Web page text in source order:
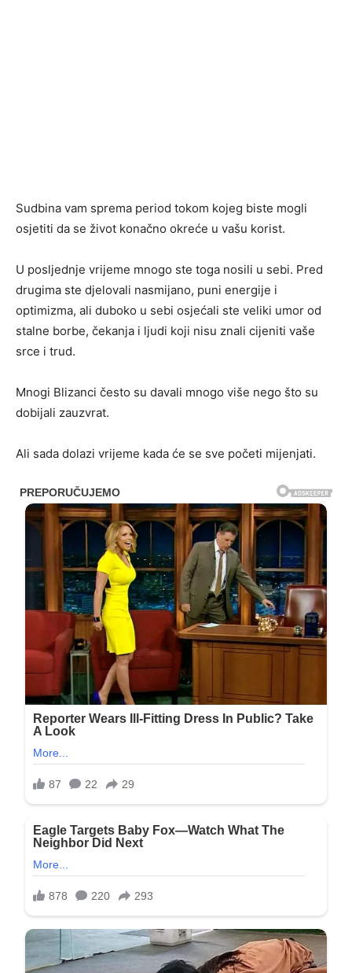
Sudbina vam sprema period tokom kojeg biste mogli
osjetiti da se život konačno okreće u vašu korist.
U posljednje vrijeme mnogo ste toga nosili u sebi. Pred
drugima ste djelovali nasmijano, puni energije i
optimizma, ali duboko u sebi osjećali ste veliki umor od
stalne borbe, čekanja i ljudi koji nisu znali cijeniti vaše
srce i trud.
Mnogi Blizanci često su davali mnogo više nego što su
dobijali zauzvrat.
Ali sada dolazi vrijeme kada će se sve početi mijenjati.